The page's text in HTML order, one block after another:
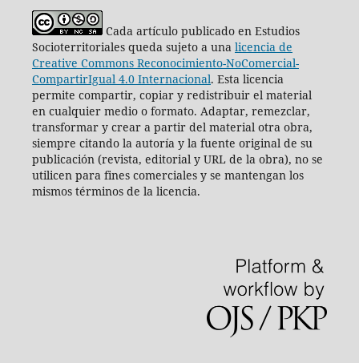
Cada artículo publicado en Estudios
Socioterritoriales queda sujeto a una licencia de
Creative Commons Reconocimiento-NoComercial-
CompartirIgual 4.0 Internacional. Esta licencia
permite compartir, copiar y redistribuir el material
en cualquier medio o formato. Adaptar, remezclar,
transformar y crear a partir del material otra obra,
siempre citando la autoría y la fuente original de su
publicación (revista, editorial y URL de la obra), no se
utilicen para fines comerciales y se mantengan los
mismos términos de la licencia.